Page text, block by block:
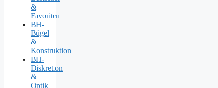
&
Favoriten
BH-
Bügel
&
Konstruktion
BH-
Diskretion
&
Optik